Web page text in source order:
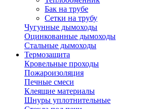
Бак на трубе
Сетки на трубу
Чугунные дымоходы
Оцинкованные дымоходы
Стальные дымоходы
Термозащита
Кровельные проходы
Пожароизоляция
Печные смеси
Клеящие материалы
Шнуры уплотнительные